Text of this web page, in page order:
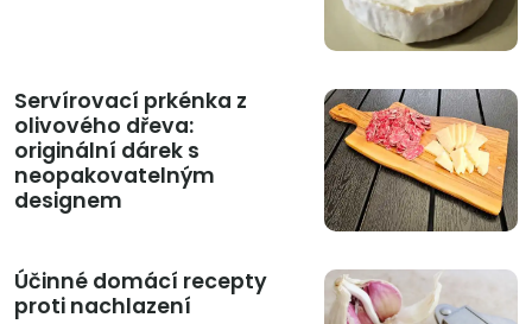
Servírovací prkénka z
olivového dřeva:
originální dárek s
neopakovatelným
designem
Účinné domácí recepty
proti nachlazení